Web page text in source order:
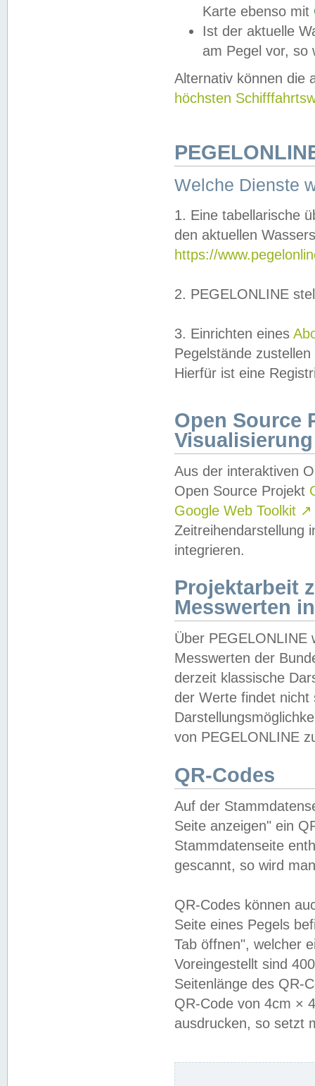
Karte ebenso mit
Ist der aktuelle
am Pegel vor,
Alternativ können die
höchsten
Welche Dienste
1. Eine tabellarische
den aktuellen
https://
2. PEGELONLINE
3. Einrichten eines
Pegelstände
Hierfür ist eine
Open Source
Visualisierung
Aus der interaktiven
Open Source Projekt
Google Web Toolkit ↗
Zeitreihendarstellung
integrieren.
Projektarbeit
Messwerten
Über PEGELONLINE
Messwerten der
derzeit klassische
der Werte findet
von PEGELONLINE
QR-Codes
Auf der
Seite anzeigen" ein
Stammdatenseite
gescannt, so wird
QR-Codes können
Seite eines Pegels
Tab öffnen", welcher
Voreingestellt sind
Seitenlänge des QR-
QR-Code von 4cm ×
ausdrucken, so setzt